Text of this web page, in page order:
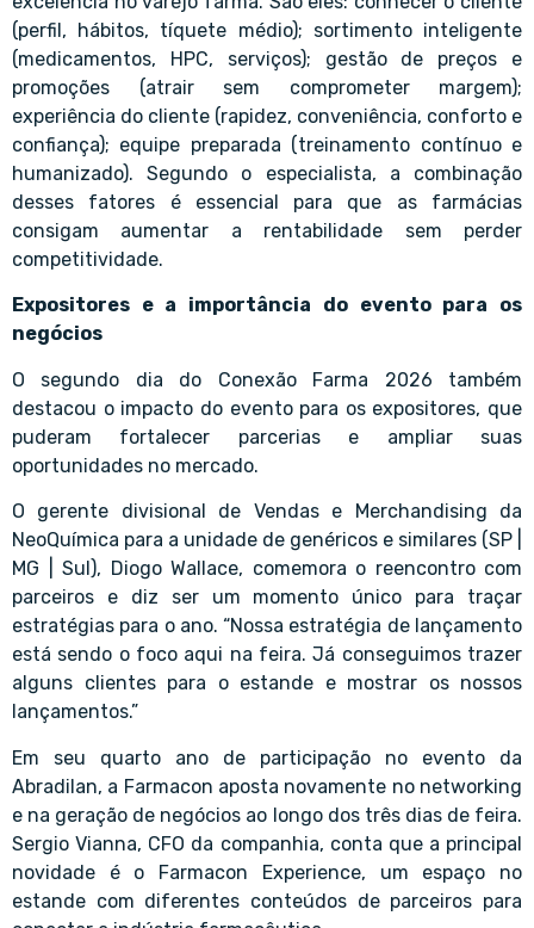
(perfil, hábitos, tíquete médio); sortimento inteligente
(medicamentos, HPC, serviços); gestão de preços e
promoções (atrair sem comprometer margem);
experiência do cliente (rapidez, conveniência, conforto e
confiança); equipe preparada (treinamento contínuo e
humanizado). Segundo o especialista, a combinação
desses fatores é essencial para que as farmácias
consigam aumentar a rentabilidade sem perder
competitividade.
Expositores e a importância do evento para os
negócios
O segundo dia do Conexão Farma 2026 também
destacou o impacto do evento para os expositores, que
puderam fortalecer parcerias e ampliar suas
oportunidades no mercado.
O gerente divisional de Vendas e Merchandising da
NeoQuímica para a unidade de genéricos e similares (SP |
MG | Sul), Diogo Wallace, comemora o reencontro com
parceiros e diz ser um momento único para traçar
estratégias para o ano. “Nossa estratégia de lançamento
está sendo o foco aqui na feira. Já conseguimos trazer
alguns clientes para o estande e mostrar os nossos
lançamentos.”
Em seu quarto ano de participação no evento da
Abradilan, a Farmacon aposta novamente no networking
e na geração de negócios ao longo dos três dias de feira.
Sergio Vianna, CFO da companhia, conta que a principal
novidade é o Farmacon Experience, um espaço no
estande com diferentes conteúdos de parceiros para